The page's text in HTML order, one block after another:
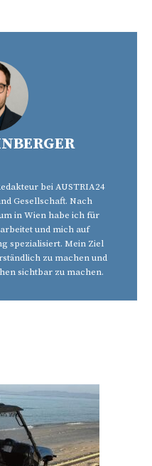
bei AUSTRIA24
Gesellschaft. Nach
in Wien habe ich für
und mich auf
spezialisiert. Mein Ziel
zu machen und
sichtbar zu machen.